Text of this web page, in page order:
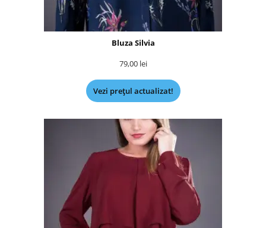
Bluza Silvia
79,00 lei
Vezi prețul actualizat!